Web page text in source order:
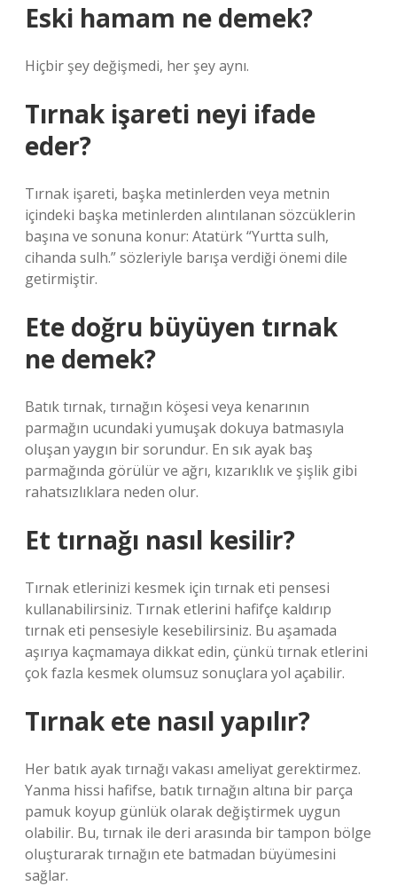
Eski hamam ne demek?
Hiçbir şey değişmedi, her şey aynı.
Tırnak işareti neyi ifade
eder?
Tırnak işareti, başka metinlerden veya metnin
içindeki başka metinlerden alıntılanan sözcüklerin
başına ve sonuna konur: Atatürk “Yurtta sulh,
cihanda sulh.” sözleriyle barışa verdiği önemi dile
getirmiştir.
Ete doğru büyüyen tırnak
ne demek?
Batık tırnak, tırnağın köşesi veya kenarının
parmağın ucundaki yumuşak dokuya batmasıyla
oluşan yaygın bir sorundur. En sık ayak baş
parmağında görülür ve ağrı, kızarıklık ve şişlik gibi
rahatsızlıklara neden olur.
Et tırnağı nasıl kesilir?
Tırnak etlerinizi kesmek için tırnak eti pensesi
kullanabilirsiniz. Tırnak etlerini hafifçe kaldırıp
tırnak eti pensesiyle kesebilirsiniz. Bu aşamada
aşırıya kaçmamaya dikkat edin, çünkü tırnak etlerini
çok fazla kesmek olumsuz sonuçlara yol açabilir.
Tırnak ete nasıl yapılır?
Her batık ayak tırnağı vakası ameliyat gerektirmez.
Yanma hissi hafifse, batık tırnağın altına bir parça
pamuk koyup günlük olarak değiştirmek uygun
olabilir. Bu, tırnak ile deri arasında bir tampon bölge
oluşturarak tırnağın ete batmadan büyümesini
sağlar.